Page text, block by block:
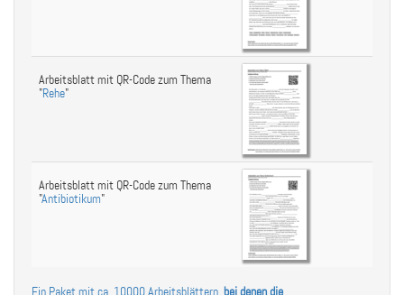
Arbeitsblatt mit QR-Code zum Thema
"Rehe"
Arbeitsblatt mit QR-Code zum Thema
"Antibiotikum"
Ein Paket mit ca. 10000 Arbeitsblättern, bei denen die